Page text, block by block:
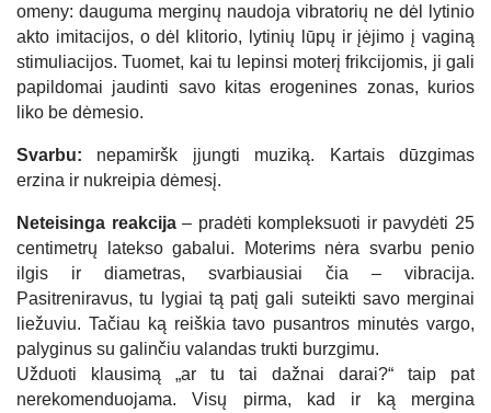
omeny: dauguma merginų naudoja vibratorių ne dėl lytinio
akto imitacijos, o dėl klitorio, lytinių lūpų ir įėjimo į vaginą
stimuliacijos. Tuomet, kai tu lepinsi moterį frikcijomis, ji gali
papildomai jaudinti savo kitas erogenines zonas, kurios
liko be dėmesio.
Svarbu: nepamiršk įjungti muziką. Kartais dūzgimas
erzina ir nukreipia dėmesį.
Neteisinga reakcija– pradėti kompleksuoti ir pavydėti 25
centimetrų latekso gabalui. Moterims nėra svarbu penio
ilgis ir diametras, svarbiausiai čia – vibracija.
Pasitreniravus, tu lygiai tą patį gali suteikti savo merginai
liežuviu. Tačiau ką reiškia tavo pusantros minutės vargo,
palyginus su galinčiu valandas trukti burzgimu.
Užduoti klausimą „ar tu tai dažnai darai?“ taip pat
nerekomenduojama. Visų pirma, kad ir ką mergina